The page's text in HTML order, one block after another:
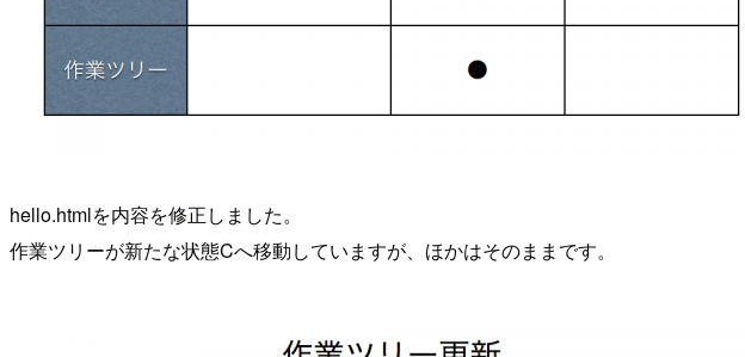
hello.htmlを内容を修正しました。
作業ツリーが新たな状態Cへ移動していますが、ほかはそのままです。